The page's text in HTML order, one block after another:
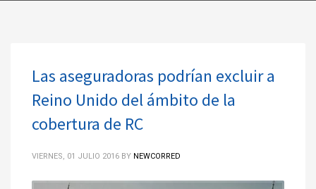
Las aseguradoras podrían excluir a
Reino Unido del ámbito de la
cobertura de RC
VIERNES, 01 JULIO 2016 BY NEWCORRED